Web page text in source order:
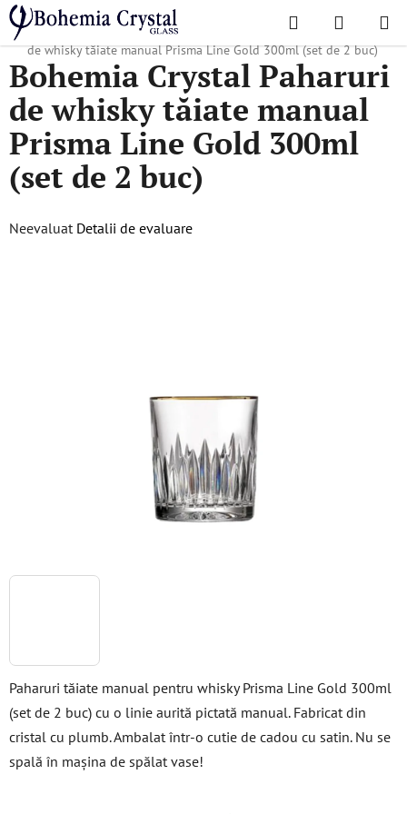
Treci
conținut
Căutare
DE
Acasă
/ Colecții populare / Prisma line gold
Bohemia Crystal Paharuri
de whisky tăiate manual Prisma Line Gold 300ml (set de 2 buc)
Paharuri tăiate manual pentru whisky Prisma Line Gold 300ml
(set de 2 buc) cu o linie aurită pictată manual. Fabricat din
cristal cu plumb. Ambalat într-o cutie de cadou cu satin. Nu se
spală în mașina de spălat vase!
Bohemia Crystal Paharuri
de whisky tăiate manual
Prisma Line Gold 300ml
(set de 2 buc)
Evaluarea
Neevaluat Detalii de evaluare